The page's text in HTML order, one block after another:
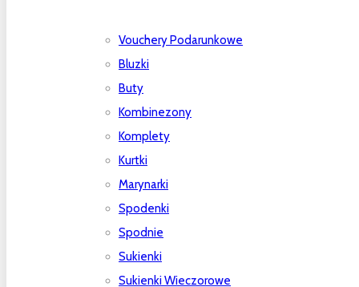
Vouchery Podarunkowe
Bluzki
Buty
Kombinezony
Komplety
Kurtki
Marynarki
Spodenki
Spodnie
Sukienki
Sukienki Wieczorowe